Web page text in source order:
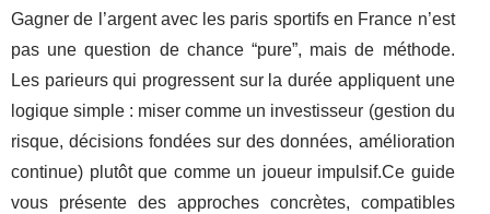
Gagner de l’argent avec les paris sportifs en France n’est
pas une question de chance “pure”, mais de méthode.
Les parieurs qui progressent sur la durée appliquent une
logique simple : miser comme un investisseur (gestion du
risque, décisions fondées sur des données, amélioration
continue) plutôt que comme un joueur impulsif.Ce guide
vous présente des approches concrètes, compatibles